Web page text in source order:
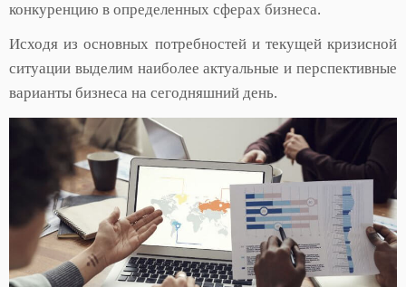
конкуренцию в определенных сферах бизнеса.
Исходя из основных потребностей и текущей кризисной
ситуации выделим наиболее актуальные и перспективные
варианты бизнеса на сегодняшний день.